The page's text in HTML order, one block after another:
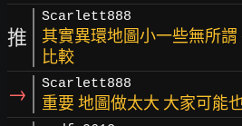
推
Scarlett888
其實異環地圖小一些無所
比較
→ Scarlett888
重要 地圖做太大 大家可能